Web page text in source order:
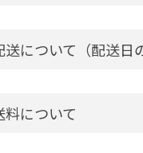
送について（配送日
料について